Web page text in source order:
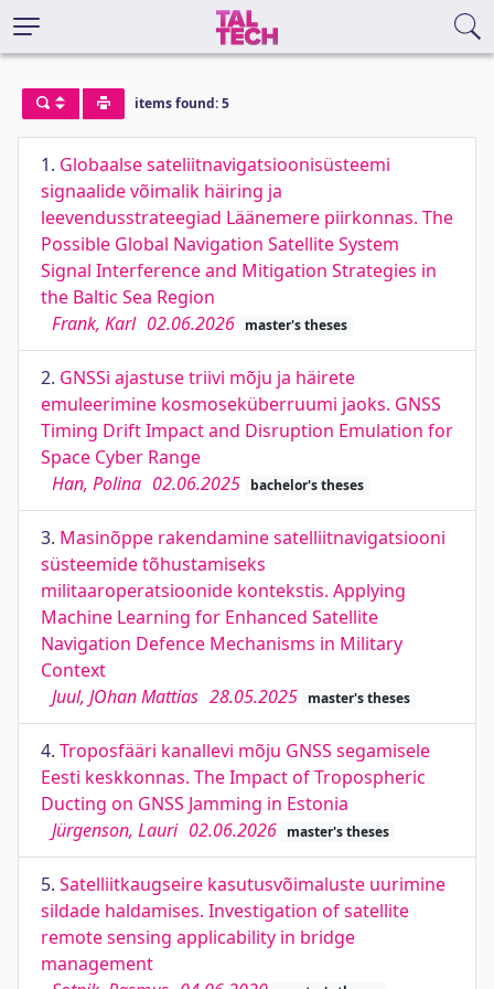
items found: 5
1. Globaalse sateliitnavigatsioonisüsteemi
signaalide võimalik häiring ja
leevendusstrateegiad Läänemere piirkonnas. The
Possible Global Navigation Satellite System
Signal Interference and Mitigation Strategies in
the Baltic Sea Region
Frank, Karl 02.06.2026 master's theses
2. GNSSi ajastuse triivi mõju ja häirete
emuleerimine kosmoseküberruumi jaoks. GNSS
Timing Drift Impact and Disruption Emulation for
Space Cyber Range
Han, Polina 02.06.2025 bachelor's theses
3. Masinõppe rakendamine satelliitnavigatsiooni
süsteemide tõhustamiseks
militaaroperatsioonide kontekstis. Applying
Machine Learning for Enhanced Satellite
Navigation Defence Mechanisms in Military
Context
Juul, JOhan Mattias 28.05.2025 master's theses
4. Troposfääri kanallevi mõju GNSS segamisele
Eesti keskkonnas. The Impact of Tropospheric
Ducting on GNSS Jamming in Estonia
Jürgenson, Lauri 02.06.2026 master's theses
5. Satelliitkaugseire kasutusvõimaluste uurimine
sildade haldamises. Investigation of satellite
remote sensing applicability in bridge
management